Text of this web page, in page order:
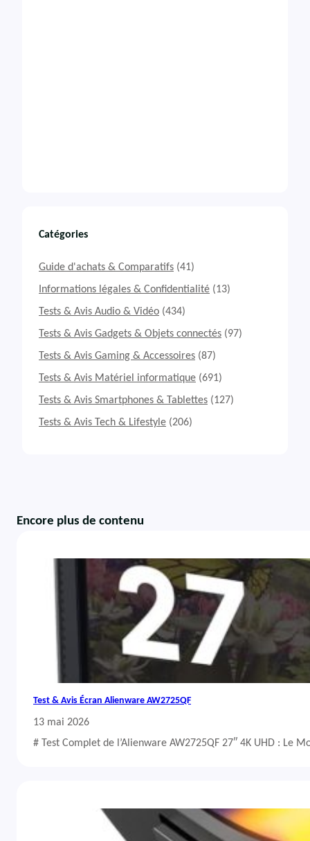
Catégories
Guide d'achats & Comparatifs (41)
Informations légales & Confidentialité (13)
Tests & Avis Audio & Vidéo (434)
Tests & Avis Gadgets & Objets connectés (97)
Tests & Avis Gaming & Accessoires (87)
Tests & Avis Matériel informatique (691)
Tests & Avis Smartphones & Tablettes (127)
Tests & Avis Tech & Lifestyle (206)
Encore plus de contenu
Test & Avis Écran Alienware AW2725QF
13 mai 2026
# Test Complet de l’Alienware AW2725QF 27″ 4K UHD : Le